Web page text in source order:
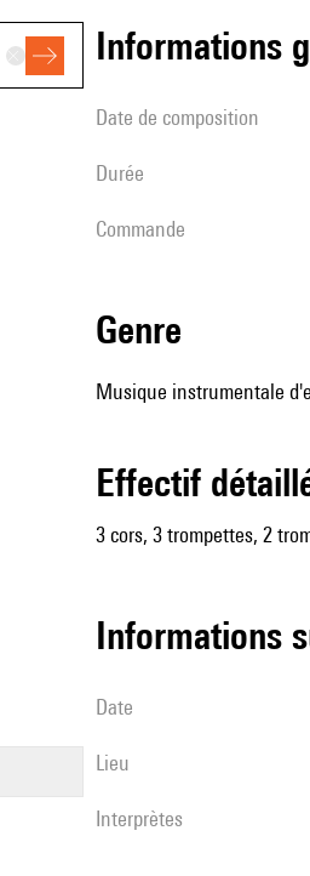
informations
date de composition
durée
Commande
genre
Musique instrumentale
effectif
3 cors, 3 trompettes, 2
informations
date
lieu
interprètes